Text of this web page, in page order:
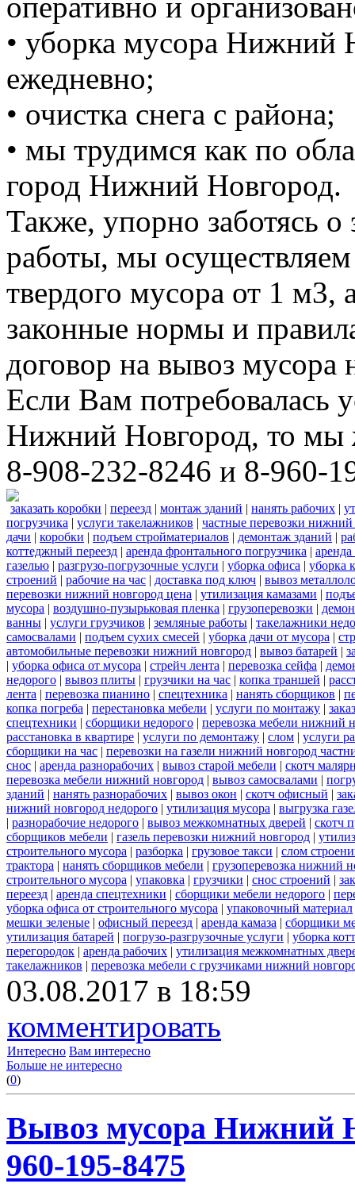
• уборка мусора Нижний
ежедневно;
• очистка снега с района;
• мы трудимся как по
город Нижний Новгород.
Также, упорно заботясь
работы, мы
твердого мусора от 1 м3,
законные нормы и
договор на вывоз мусора
Если Вам потребовалась
Нижний Новгород, то мы
8-908-232-8246 и 8-960-
заказать коробки | переезд | монтаж зданий | нанять рабочих |
погрузчика | услуги такелажников | частные перевозки нижний
дачи | коробки | подъем стройматериалов | демонтаж зданий |
коттеджный переезд | аренда фронтального погрузчика |
газелью | разгрузо-погрузочные услуги | уборка офиса | уборка
строений | рабочие на час | доставка под ключ | вывоз
перевозки нижний новгород цена | утилизация камазами |
мусора | воздушно-пузырьковая пленка | грузоперевозки |
ванны | услуги грузчиков | земляные работы | такелажники
самосвалами | подъем сухих смесей | уборка дачи от мусора |
автомобильные перевозки нижний новгород | вывоз батарей |
| уборка офиса от мусора | стрейч лента | перевозка сейфа |
недорого | вывоз плиты | грузчики на час | копка траншей |
лента | перевозка пианино | спецтехника | нанять сборщиков |
копка погреба | перестановка мебели | услуги по монтажу |
спецтехники | сборщики недорого | перевозка мебели нижний
расстановка в квартире | услуги по демонтажу | слом | услуги
сборщики на час | перевозки на газели нижний новгород
снос | аренда разнорабочих | вывоз старой мебели | скотч
перевозка мебели нижний новгород | вывоз самосвалами |
зданий | нанять разнорабочих | вывоз окон | скотч офисный |
нижний новгород недорого | утилизация мусора | выгрузка
| разнорабочие недорого | вывоз межкомнатных дверей | скотч
сборщиков мебели | газель перевозки нижний новгород |
строительного мусора | разборка | грузовое такси | слом
трактора | нанять сборщиков мебели | грузоперевозка нижний
строительного мусора | упаковка | грузчики | снос строений |
переезд | аренда спецтехники | сборщики мебели недорого |
уборка офиса от строительного мусора | упаковочный материал
мешки зеленые | офисный переезд | аренда камаза | сборщики
утилизация батарей | погрузо-разгрузочные услуги | уборка
перегородок | аренда рабочих | утилизация межкомнатных
такелажников | перевозка мебели с грузчиками нижний
03.08.2017 в 18:59
комментировать
Интересно Вам интересно
Больше не интересно
(0)
Вывоз мусора Нижний
960-195-8475